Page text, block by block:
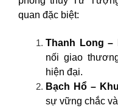
quan đặc biệt:
Thanh Long –
nối giao
hiện đại.
Bạch Hổ –
sự vững chắc